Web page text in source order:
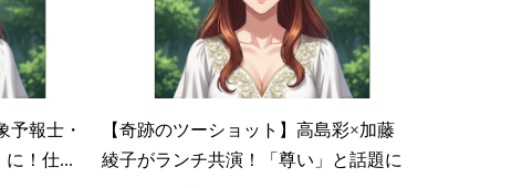
予報士・
に！仕...
【奇跡のツーショット】高島彩×加藤
綾子がランチ共演！「尊い」と話題に